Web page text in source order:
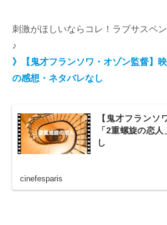
刺激がほしいならコレ！ラブサスペ
♪
》【鬼才フランソワ・オゾン監督】
の感想・ネタバレなし
【鬼才フランソ
「2重螺旋の恋
し